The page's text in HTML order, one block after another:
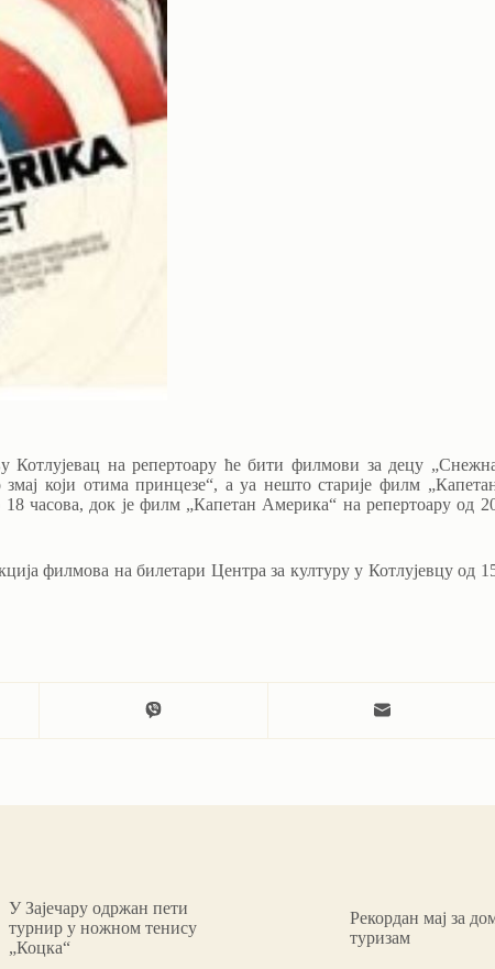
на репертоару ће бити филмови за децу
који отима принцезе“, а уа нешто старије филм
часова, док је филм „Капетан Америка“ на репертоару од
филмова на билетари Центра за културу у Котлујевцу од
У Зајечару одржан пети
турнир у ножном тенису
„Коцка“
Рекордан мај за
туризам